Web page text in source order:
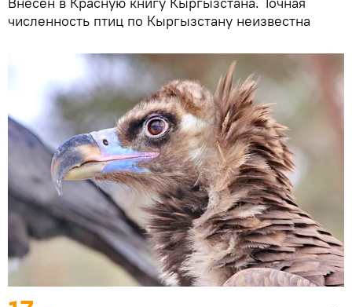
численность птиц по Кыргызстану неизвестна